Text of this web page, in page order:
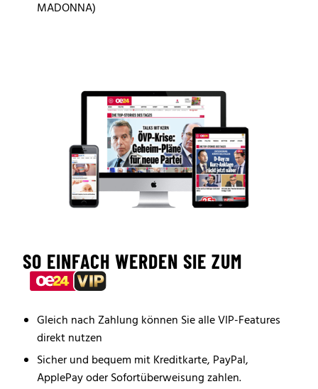
MADONNA)
SO EINFACH WERDEN SIE ZUM
Gleich nach Zahlung können Sie alle VIP-Features
direkt nutzen
Sicher und bequem mit Kreditkarte, PayPal,
ApplePay oder Sofortüberweisung zahlen.